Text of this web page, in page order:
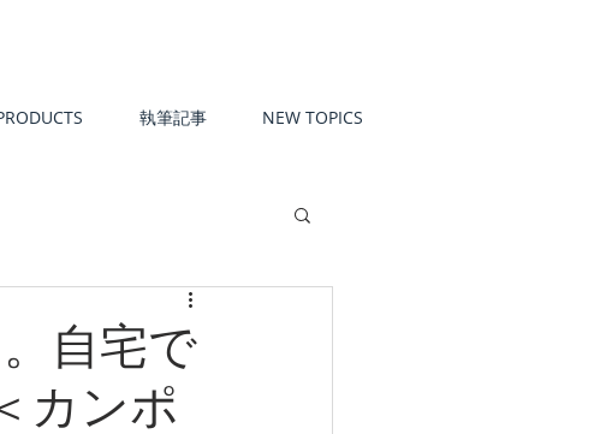
執筆記事 NEW TOPICS
自宅で
カンポ